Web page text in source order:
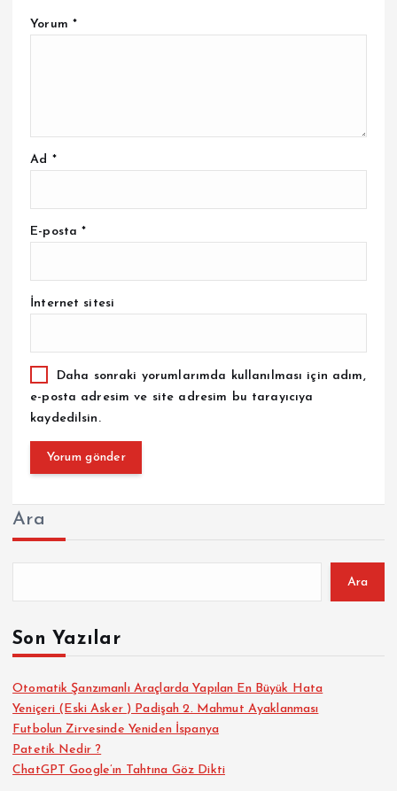
Yorum *
Ad *
E-posta*
İnternet sitesi
Daha sonraki yorumlarımda kullanılması için adım,
e-posta adresim ve site adresim bu tarayıcıya
kaydedilsin.
Ara
Ara
Son Yazılar
Otomatik Şanzımanlı Araçlarda Yapılan En Büyük Hata
Yeniçeri (Eski Asker ) Padişah 2. Mahmut Ayaklanması
Futbolun Zirvesinde Yeniden İspanya
Patetik Nedir ?
ChatGPT Google’ın Tahtına Göz Dikti